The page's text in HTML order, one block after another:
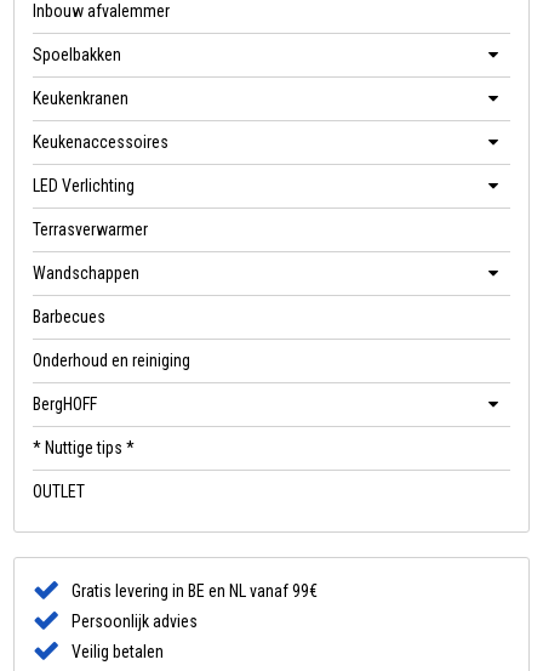
Inbouw afvalemmer
Spoelbakken
Keukenkranen
Keukenaccessoires
LED Verlichting
Terrasverwarmer
Wandschappen
Barbecues
Onderhoud en reiniging
BergHOFF
* Nuttige tips *
OUTLET
Gratis levering in BE en NL vanaf 99€
Persoonlijk advies
Veilig betalen